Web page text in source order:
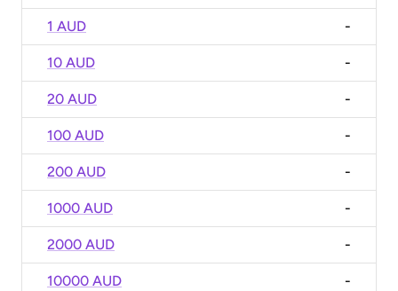
1 AUD -
10 AUD -
20 AUD -
100 AUD -
200 AUD -
1000 AUD -
2000 AUD -
10000 AUD -